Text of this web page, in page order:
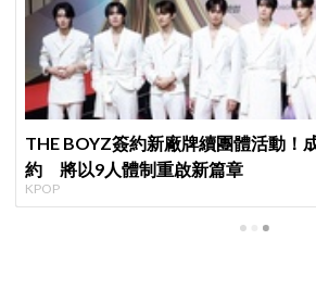
THE BOYZ簽約新廠牌續團體活動！
約 將以9人體制重啟新篇章
KPOP